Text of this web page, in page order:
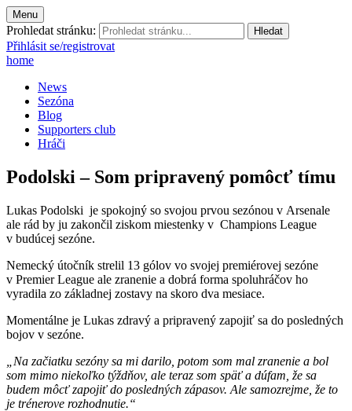
Menu
Prohledat stránku:
Přihlásit se/registrovat
home
News
Sezóna
Blog
Supporters club
Hráči
Podolski – Som pripravený pomôcť tímu
Lukas Podolski je spokojný so svojou prvou sezónou v Arsenale
ale rád by ju zakončil ziskom miestenky v Champions League
v budúcej sezóne.
Nemecký útočník strelil 13 gólov vo svojej premiérovej sezóne
v Premier League ale zranenie a dobrá forma spoluhráčov ho
vyradila zo základnej zostavy na skoro dva mesiace.
Momentálne je Lukas zdravý a pripravený zapojiť sa do posledných
bojov v sezóne.
„Na začiatku sezóny sa mi darilo, potom som mal zranenie a bol
som mimo niekoľko týždňov, ale teraz som späť a dúfam, že sa
budem môcť zapojiť do posledných zápasov. Ale samozrejme, že to
je trénerove rozhodnutie.“